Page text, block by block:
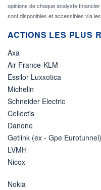
opinions de chaque analyste
sont disponibles et accessibles via
ACTIONS LES PLUS
Axa
Air France-KLM
Essilor Luxxotica
Michelin
Schneider Electric
Cellectis
Danone
Getlink (ex - Gpe Eurotunnel)
LVMH
Nicox
Nokia